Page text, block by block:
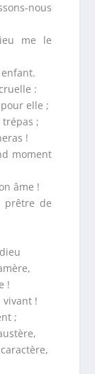
nous
me le
:
elle ;
;
!
moment
âme !
prêtre de
!
vivant !
;